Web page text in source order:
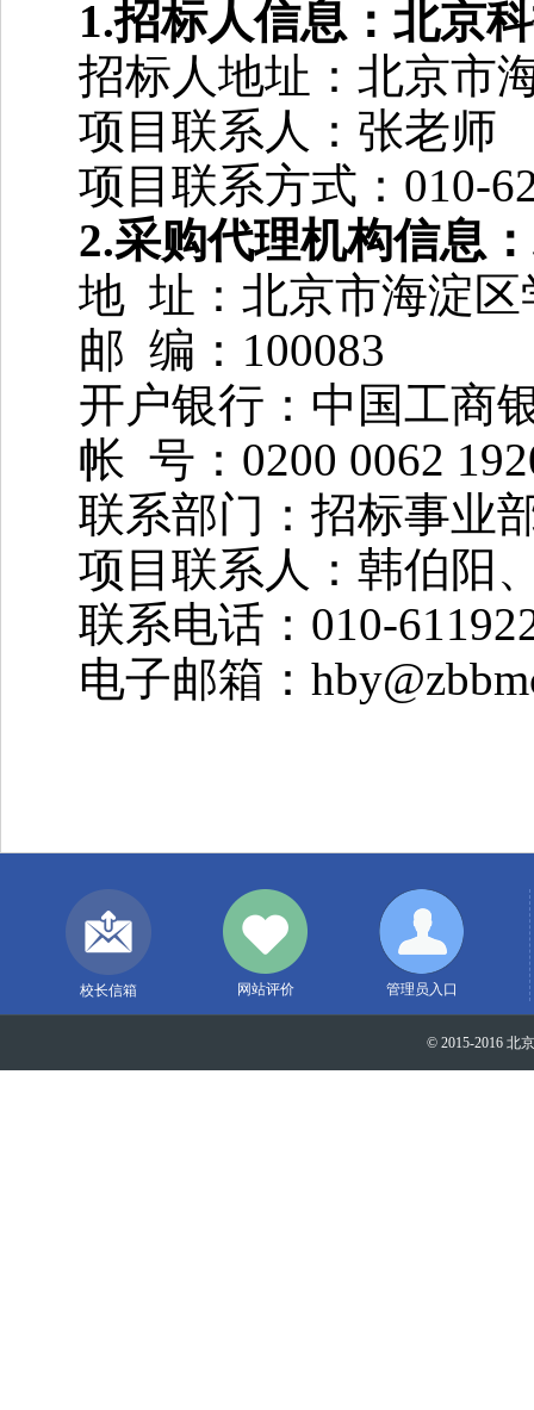
1.招标人信息：北京
招标人地址：北京市
项目联系人：张老师
项目联系方式：010-
2.采购代理机构信息
地 址：北京市海淀区
邮 编：100083
开户银行：中国工商
帐 号：0200 0062
联系部门：招标事业
项目联系人：韩伯阳
联系电话：010-
电子邮箱：
校长信箱 网站评价 管理员入口
© 2015-2016